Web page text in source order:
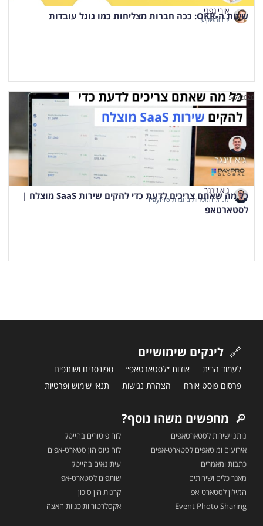
שיטת ה-OKR: ככה חברות מצליחות כמו גוגל עובדותאורי גפני
יזם ומשקיע
כל מה שאתם צריכים לדעת כדי להקים שירות SaaS מוצלח |
לסטארטאפ
גיא זינגר
מנהל המכירות בחברת PayPro
5/7/2020
🔗 לינקים שימושיים
לעמוד הבית אודות ״לסטארטאפ״
ספונסרים ושותפים
פרסום פוסט אורח
הצהרת נגישות תנאי שימוש ופרטיות
🔎 מחפשים משהו נוסף?
נותני שירות לסטארטאפים
אירועים ומיטאפים לסטארט-אפים
כתבות ומאמרים
מאגר כלים ושירותים
המילון לסטארט-אפ
Event Photo Sharing
לוח פיטורים בהייטק
לוח גיוס הון סטארט-אפים
עיתונאים בהייטק
שותפים לסטארט-אפ
קרנות הון סיכון
אקסלרטור ותוכניות האצה